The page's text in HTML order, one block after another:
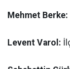
Mehmet Berke:
Levent Varol: